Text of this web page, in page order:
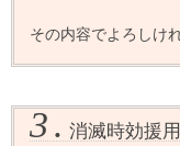
その内容でよろしけ
3.消滅時効援